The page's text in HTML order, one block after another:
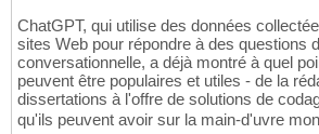
ChatGPT, qui utilise des données
sites Web pour répondre à des questions
conversationnelle, a déjà montré à quel
peuvent être populaires et utiles - de la
dissertations à l'offre de solutions de
qu'ils peuvent avoir sur la main-d'uvre